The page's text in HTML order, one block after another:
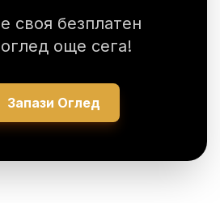
своя безплатен
още сега!
Запази Оглед